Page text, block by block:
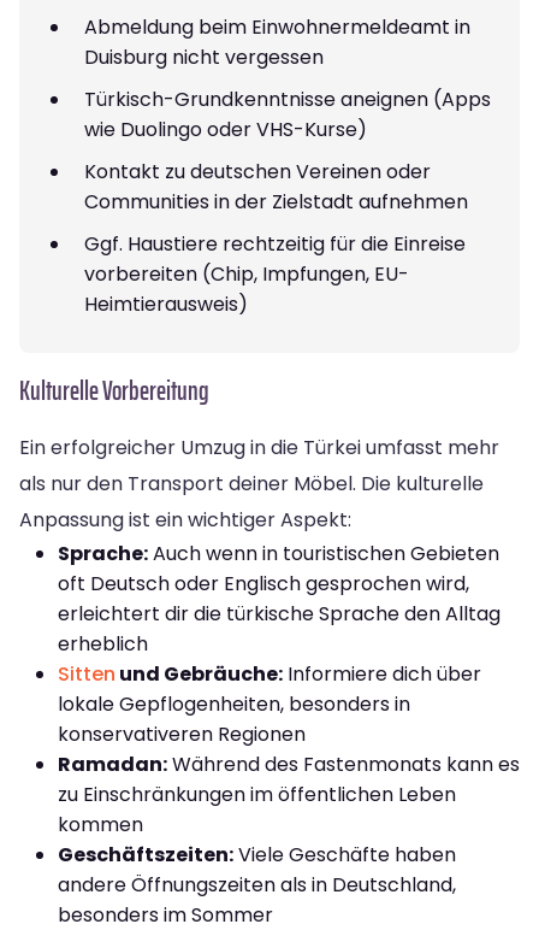
Abmeldung beim Einwohnermeldeamt in
Duisburg nicht vergessen
Türkisch-Grundkenntnisse aneignen (Apps
wie Duolingo oder VHS-Kurse)
Kontakt zu deutschen Vereinen oder
Communities in der Zielstadt aufnehmen
Ggf. Haustiere rechtzeitig für die Einreise
vorbereiten (Chip, Impfungen, EU-
Heimtierausweis)
Kulturelle Vorbereitung
Ein erfolgreicher Umzug in die Türkei umfasst mehr
als nur den Transport deiner Möbel. Die kulturelle
Anpassung ist ein wichtiger Aspekt:
Sprache:Auch wenn in touristischen Gebieten
oft Deutsch oder Englisch gesprochen wird,
erleichtert dir die türkische Sprache den Alltag
erheblich
Sitten und Gebräuche: Informiere dich über
lokale Gepflogenheiten, besonders in
konservativeren Regionen
Ramadan:Während des Fastenmonats kann es
zu Einschränkungen im öffentlichen Leben
kommen
Geschäftszeiten:Viele Geschäfte haben
andere Öffnungszeiten als in Deutschland,
besonders im Sommer